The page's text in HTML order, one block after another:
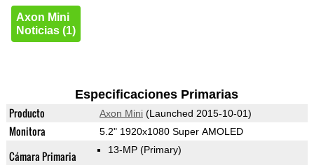
Axon Mini
Noticias (1)
Especificaciones Primarias
Producto Axon Mini(Launched 2015-10-01)
Monitora 5.2" 1920x1080 Super AMOLED
Cámara Primaria 13-MP (Primary)